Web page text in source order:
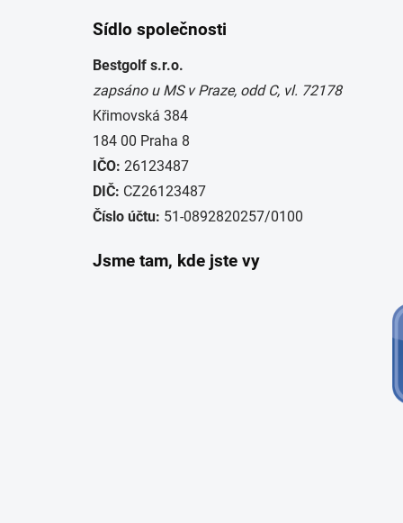
Sídlo společnosti
Bestgolf s.r.o.
zapsáno u MS v Praze, odd C, vl. 72178
Křimovská 384
184 00 Praha 8
IČO: 26123487
DIČ: CZ26123487
Číslo účtu: 51-0892820257/0100
Jsme tam, kde jste vy